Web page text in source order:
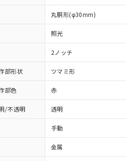
丸胴形(φ30mm)
照光
2ノッチ
部形状 ツマミ形
部色 赤
/不透明 透明
手動
金属